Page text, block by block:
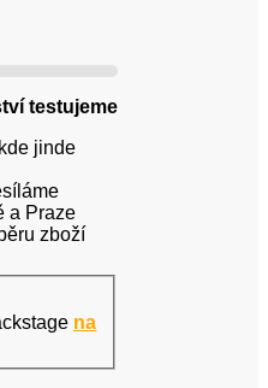
testujeme
jinde
a Praze
zboží
na